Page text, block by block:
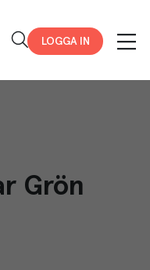
LOGGA IN
Grön